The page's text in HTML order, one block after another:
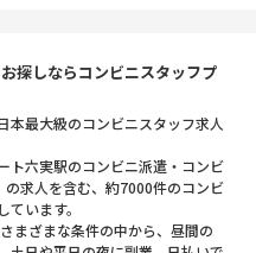
探しならコンビニスタッフプ
本最大級のコンビニスタッフ求人
ト六実駅のコンビニ派遣・コンビ
の求人を含む、約7000件のコンビ
います。
まざまな条件の中から、昼間の